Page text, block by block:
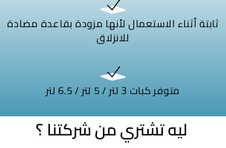
ثابتة أثناء الاستعمال لأنها مزودة بقاعدة مضادة
للانزلاق
متوفر كبات 3 لتر / 5 لتر / 6.5 لتر